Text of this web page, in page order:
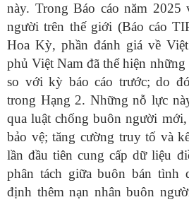
này. Trong Báo cáo năm 2025
người trên thế giới (Báo cáo
Hoa Kỳ, phần đánh giá về
phủ Việt Nam đã thể hiện
so với kỳ báo cáo trước; do
trong Hạng 2. Những nỗ lực
qua luật chống buôn người
bảo vệ; tăng cường truy tố và
lần đầu tiên cung cấp dữ liệu
phân tách giữa buôn bán tình
định thêm nạn nhân buôn